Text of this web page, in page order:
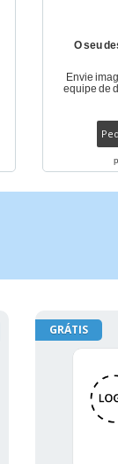
O seu
Envie
equipe de
GRÁTIS